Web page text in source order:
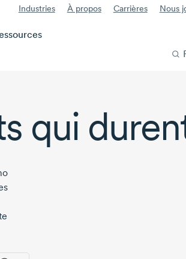
Industries À propos Carrières Nous
qui